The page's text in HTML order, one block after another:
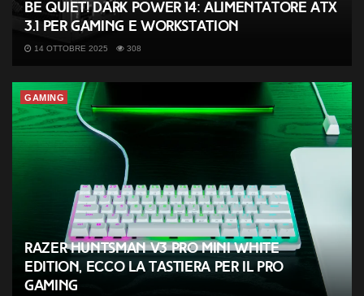
be quiet! Dark Power 14: alimentatore ATX
3.1 per gaming e workstation
14 OTTOBRE 2025 308
GAMING
Razer Huntsman V3 Pro Mini White
Edition, ecco la tastiera per il Pro
Gaming